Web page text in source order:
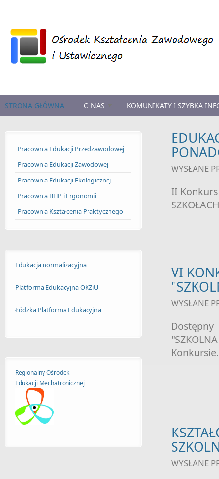
STRONA GŁÓWNA O NAS KOMUNIKATY I SZYBKA
Pracownia Edukacji Przedzawodowej
Pracownia Edukacji Zawodowej
Pracownia Edukacji Ekologicznej
Pracownia BHP i Ergonomii
Pracownia Kształcenia Praktycznego
Edukacja normalizacyjna
Platforma Edukacyjna OKZiU
Łódzka Platforma Edukacyjna
Regionalny Ośrodek
Edukacji Mechatronicznej
WYSŁANE
II Konkurs
VI
WYSŁANE
Konkursie.
WYSŁANE